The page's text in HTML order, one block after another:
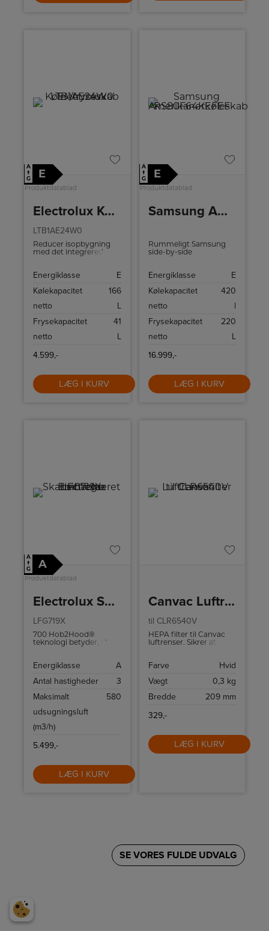
A
↑
G
E
Produktdatablad
Electrolux Køle-/fryseskab
LTB1AE24W0
Reducer isopbygning
med det integrerede
isdannelsen, så du ikke
op så ofte.
Energiklasse
E
Kølekapacitet
netto
166
L
Frysekapacitet
netto
41
L
4.599,-
LÆG I KURV
A
↑
G
E
Produktdatablad
Samsung Amerikanerkøleskab RS80F64KEFEF
Rummeligt Samsung
side-by-side
Cooling, integreret
samt smart Wi‑Fi-
overskuelig indretning
moderne, åbne
Energiklasse
E
Kølekapacitet
netto
420
l
Frysekapacitet
netto
220
L
16.999,-
LÆG I KURV
A
↑
G
A
Produktdatablad
Electrolux Skabsintegreret emhætte
LFG719X
700 Hob2Hood®
teknologi betyder, at
indstillinger
Energiklasse
A
Antal hastigheder
3
Maksimalt
udsugningsluft
(m3/h)
580
5.499,-
LÆG I KURV
Canvac Luftrensefilter
til CLR6540V
HEPA filter til Canvac
luftrenser. Sikrer at
kapacitet.
Farve
Hvid
Vægt
0,3 kg
Bredde
209 mm
329,-
LÆG I KURV
SE VORES FULDE UDVALG